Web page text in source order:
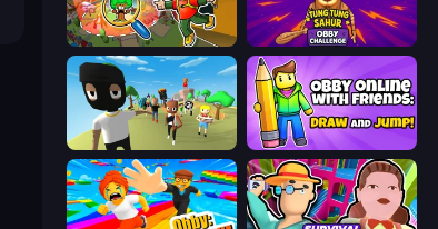
Obby: Hide and Seek, Battle Royale Tung Tung Sahur: Obby Challenge